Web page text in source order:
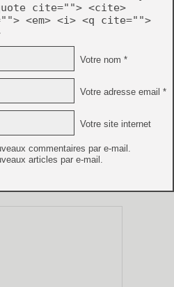
cite=""> <cite>
<em> <i> <q cite="">
Votre nom *
Votre adresse email *
Votre site internet
commentaires par e-mail.
articles par e-mail.